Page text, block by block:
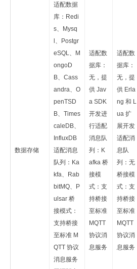
数据存储
适配数据
库：Redi
s、Mysq
l、Postgr
eSQL、M
ongoD
B、Cass
andra、O
penTSD
B、Times
caleDB、
InfluxDB
适配消息
队列：Ka
kfa、Rab
bitMQ、P
ulsar 桥
接模式：
支持桥接
至标准 M
QTT 协议
消息服务
适配数
据库：
无，提
供 Jav
a SDK
开发进
行适配
消息队
列：K
afka 桥
接模
式：支
持桥接
至标准
MQTT
协议消
息服务
适配数
据库：
无，提
供 Erla
ng 和 L
ua 扩
展开发
适配消
息队
列：无
桥接模
式：支
持桥接
至标准
MQTT
协议消
息服务